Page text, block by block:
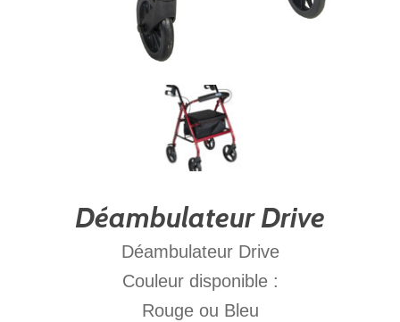
Déambulateur Drive
Déambulateur Drive
Couleur disponible :
Rouge ou Bleu